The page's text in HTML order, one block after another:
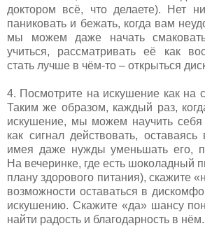
доктором всё, что делаете). Нет
паниковать и бежать, когда вам
мы можем даже начать
учиться, рассматривать её как
стать лучше в чём-то – открыться
4. Посмотрите на искушение как на
Таким же образом, каждый раз,
искушение, мы можем научить себя
как сигнал действовать,
имея даже нужды уменьшать его,
На вечеринке, где есть шоколадный
плану здорового питания), скажите
возможности оставаться в
искушению. Скажите «да» шансу
найти радость и благодарность в нём.